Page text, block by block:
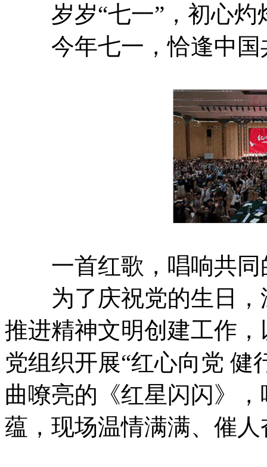
岁岁“七一”，初心灼
今年七一，恰逢中国
一首红歌，唱响共同
为了庆祝党的生日，
推进精神文明创建工作
党组织开展“红心向党 健
曲嘹亮的《红星闪闪》
蕴，现场温情满满、催